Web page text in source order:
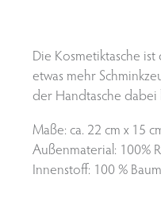
Die Kosmetiktasche
etwas mehr
der Handtasche
Maße: ca. 22 cm x 15
Außenmaterial: 100%
Innenstoff: 100 %